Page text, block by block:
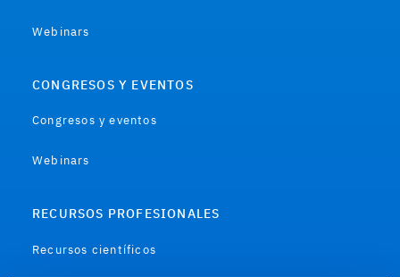
Webinars
CONGRESOS Y EVENTOS
Congresos y eventos
Webinars
RECURSOS PROFESIONALES
Recursos científicos